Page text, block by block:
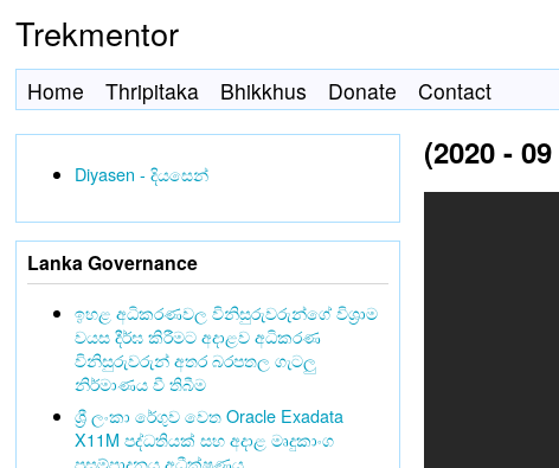
Trekmentor
Home Thripitaka Bhikkhus Donate Contact
(2020 -
Diyasen - දියසෙන්
Lanka Governance
ඉහළ අධිකරණවල විනිසුරුවරුන්ගේ විශ්‍රාම
වයස දීර්ඝ කිරීමට අදාළව අධිකරණ
විනිසුරුවරුන් අතර බරපතල ගැටලු
නිර්මාණය වී තිබීම
ශ්‍රී ලංකා රේගුව වෙත Oracle Exadata
X11M පද්ධතියක් සහ අදාළ මෘදුකාංග
ප්‍රසම්පාදනය අධීක්ෂණය